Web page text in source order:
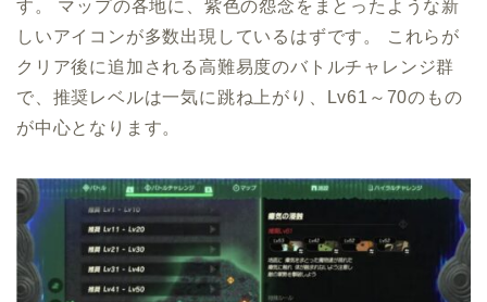
す。 マップの各地に、紫色の怨念をまとったような新
しいアイコンが多数出現しているはずです。 これらが
クリア後に追加される高難易度のバトルチャレンジ群
で、推奨レベルは一気に跳ね上がり、Lv61～70のもの
が中心となります。